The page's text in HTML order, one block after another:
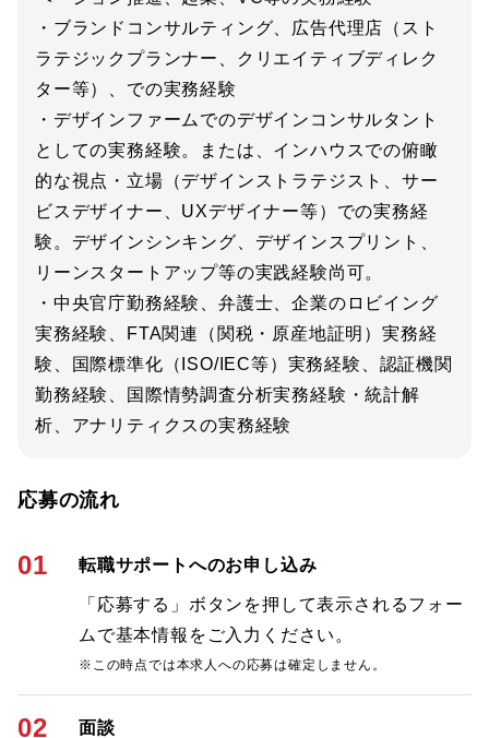
・ブランドコンサルティング、広告代理店（スト
ラテジックプランナー、クリエイティブディレク
ター等）、での実務経験
・デザインファームでのデザインコンサルタント
としての実務経験。または、インハウスでの俯瞰
的な視点・立場（デザインストラテジスト、サー
ビスデザイナー、UXデザイナー等）での実務経
験。デザインシンキング、デザインスプリント、
リーンスタートアップ等の実践経験尚可。
・中央官庁勤務経験、弁護士、企業のロビイング
実務経験、FTA関連（関税・原産地証明）実務経
験、国際標準化（ISO/IEC等）実務経験、認証機関
勤務経験、国際情勢調査分析実務経験・統計解
析、アナリティクスの実務経験
応募の流れ
01 転職サポートへのお申し込み
「応募する」ボタンを押して表示されるフォー
ムで基本情報をご入力ください。
※この時点では本求人への応募は確定しません。
02 面談